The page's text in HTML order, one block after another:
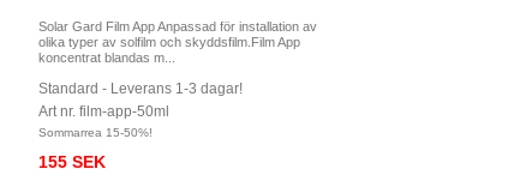
Solar Gard Film App Anpassad för installation av
olika typer av solfilm och skyddsfilm.Film App
koncentrat blandas m...
Standard - Leverans 1-3 dagar!
Art nr. film-app-50ml
Sommarrea 15-50%!
155 SEK